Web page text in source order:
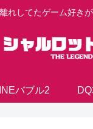
れしてたゲーム好き
バブル2